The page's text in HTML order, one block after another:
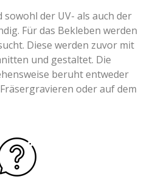
sowohl der UV- als auch der
Für das Bekleben werden
Diese werden zuvor mit
und gestaltet. Die
beruht entweder
oder auf dem